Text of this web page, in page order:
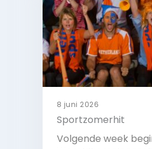
8 juni 2026
Sportzomerhit
Volgende week